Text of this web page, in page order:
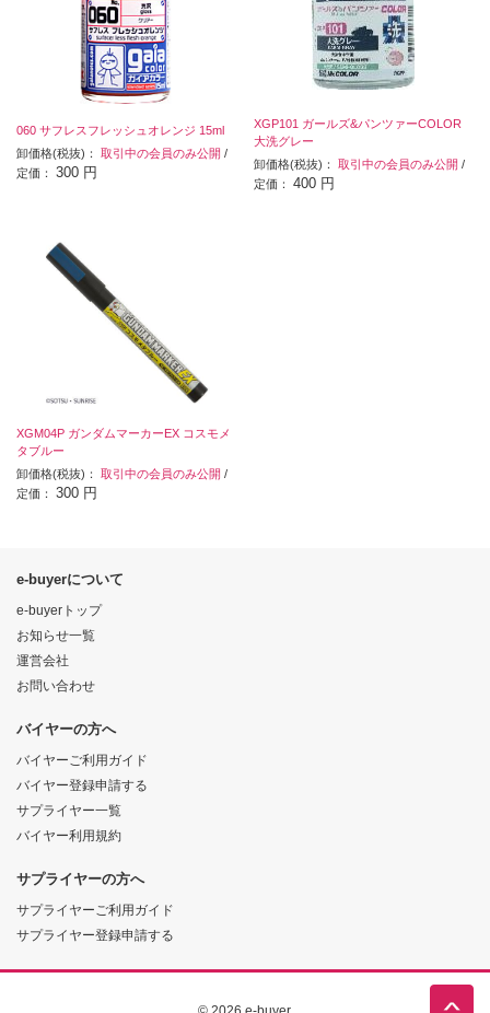
060 サフレスフレッシュオレンジ 15ml
卸価格(税抜)： 取引中の会員のみ公開 /
定価： 300 円
XGP101 ガールズ&パンツァーCOLOR
大洗グレー
卸価格(税抜)：取引中の会員のみ公開 /
定価：400 円
XGM04P ガンダムマーカーEX コスモメ
タブルー
卸価格(税抜)： 取引中の会員のみ公開 /
定価： 300 円
e-buyerについて
e-buyerトップ
お知らせ一覧
運営会社
お問い合わせ
バイヤーの方へ
バイヤーご利用ガイド
バイヤー登録申請する
サプライヤー一覧
バイヤー利用規約
サプライヤーの方へ
サプライヤーご利用ガイド
サプライヤー登録申請する
© 2026 e-buyer.